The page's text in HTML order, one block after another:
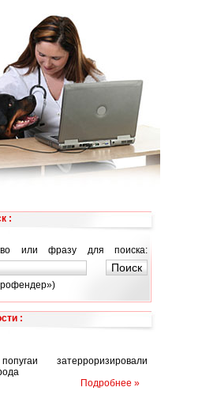
:
или фразу для поиска:
:
затерроризировали
Подробнее »